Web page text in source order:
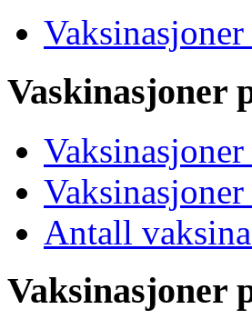
Vaskinasjoner
Antall
Vaksinasjoner